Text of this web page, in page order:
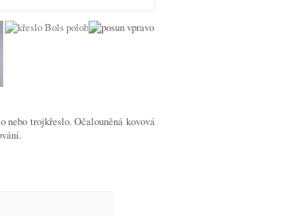
nebo trojkřeslo. Očalouněná kovová